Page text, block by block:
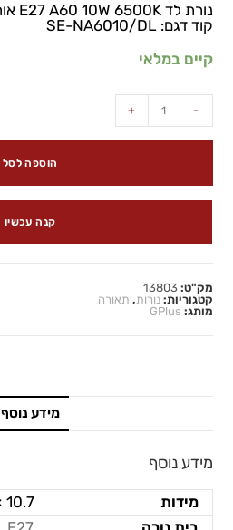
נורת לד E27 A60 10W 6500K אור יום GPlus
קוד דגם: SE-NA6010/DL
קיים במלאי
-
+
הוספה לסל
קנה עכשיו
מק"ט:13803
קטגוריות:נורות, תאורה
מותג: GPlus
מידע נוסף
מידע נוסף
מידות
10.7 × 6 סנטימטרים